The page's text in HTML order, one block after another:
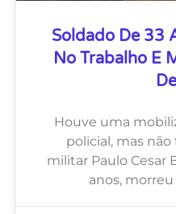
Soldado De 33
No Trabalho E
Houve uma
policial, mas não
militar Paulo Cesar
anos,